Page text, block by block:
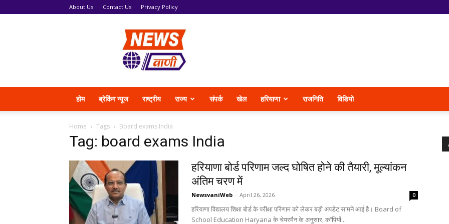
About Us Contact Us Privacy Policy
News
Vani
होम ब्रेकिंग न्यूज राष्ट्रीय राज्य संपर्क खेल हरियाणा राजनिति विडियो
Home Tags Board exams India
Tag: board exams India
हरियाणा बोर्ड परिणाम जल्द घोषित होने की तैयारी, मूल्यांकन
अंतिम चरण में
NewsvaniWeb - April 26, 2026 0
हरियाणा विद्यालय शिक्षा बोर्ड के परीक्षा परिणाम को लेकर बड़ी अपडेट सामने आई है। Board of
School Education Haryana के चेयरमैन के अनुसार, कॉपियों...